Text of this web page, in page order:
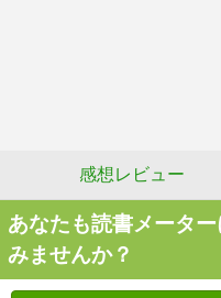
感想レビュー
あなたも読書メータ
みませんか？